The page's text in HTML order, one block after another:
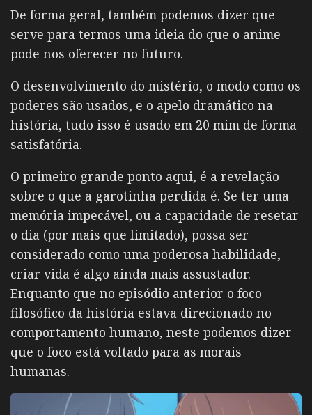
De forma geral, também podemos dizer que
serve para termos uma ideia do que o anime
pode nos oferecer no futuro.
O desenvolvimento do mistério, o modo como os
poderes são usados, e o apelo dramático na
história, tudo isso é usado em 20 mim de forma
satisfatória.
O primeiro grande ponto aqui, é a revelação
sobre o que a garotinha perdida é. Se ter uma
memória impecável, ou a capacidade de resetar
o dia (por mais que limitado), possa ser
considerado como uma poderosa habilidade,
criar vida é algo ainda mais assustador.
Enquanto que no episódio anterior o foco
filosófico da história estava direcionado no
comportamento humano, neste podemos dizer
que o foco está voltado para as morais
humanas.